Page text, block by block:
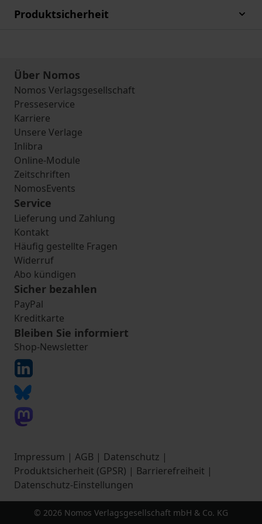
Produktsicherheit
Über Nomos
Nomos Verlagsgesellschaft
Presseservice
Karriere
Unsere Verlage
Inlibra
Online-Module
Zeitschriften
NomosEvents
Service
Lieferung und Zahlung
Kontakt
Häufig gestellte Fragen
Widerruf
Abo kündigen
Sicher bezahlen
PayPal
Kreditkarte
Bleiben Sie informiert
Shop-Newsletter
Impressum | AGB | Datenschutz |
Produktsicherheit (GPSR) | Barrierefreiheit |
Datenschutz-Einstellungen
© 2026 Nomos Verlagsgesellschaft mbH & Co. KG